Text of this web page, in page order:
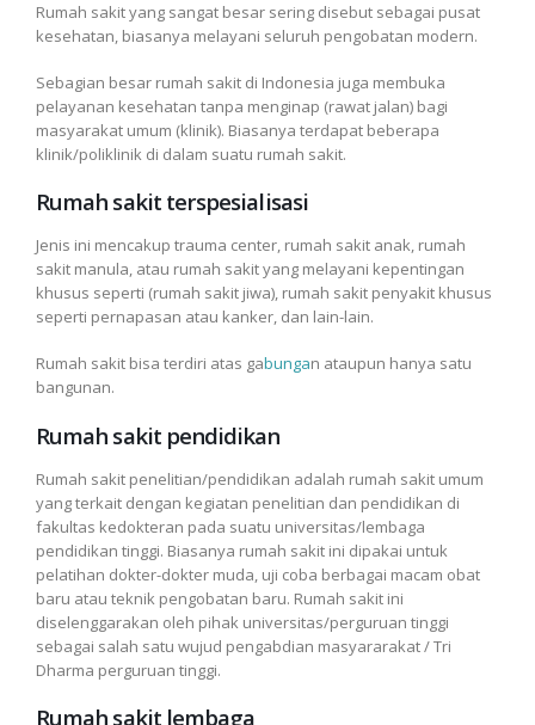
Rumah sakit yang sangat besar sering disebut sebagai pusat
kesehatan, biasanya melayani seluruh pengobatan modern.
Sebagian besar rumah sakit di Indonesia juga membuka
pelayanan kesehatan tanpa menginap (rawat jalan) bagi
masyarakat umum (klinik). Biasanya terdapat beberapa
klinik/poliklinik di dalam suatu rumah sakit.
Rumah sakit terspesialisasi
Jenis ini mencakup trauma center, rumah sakit anak, rumah
sakit manula, atau rumah sakit yang melayani kepentingan
khusus seperti (rumah sakit jiwa), rumah sakit penyakit khusus
seperti pernapasan atau kanker, dan lain-lain.
Rumah sakit bisa terdiri atas gabungan ataupun hanya satu
bangunan.
Rumah sakit pendidikan
Rumah sakit penelitian/pendidikan adalah rumah sakit umum
yang terkait dengan kegiatan penelitian dan pendidikan di
fakultas kedokteran pada suatu universitas/lembaga
pendidikan tinggi. Biasanya rumah sakit ini dipakai untuk
pelatihan dokter-dokter muda, uji coba berbagai macam obat
baru atau teknik pengobatan baru. Rumah sakit ini
diselenggarakan oleh pihak universitas/perguruan tinggi
sebagai salah satu wujud pengabdian masyararakat / Tri
Dharma perguruan tinggi.
Rumah sakit lembaga